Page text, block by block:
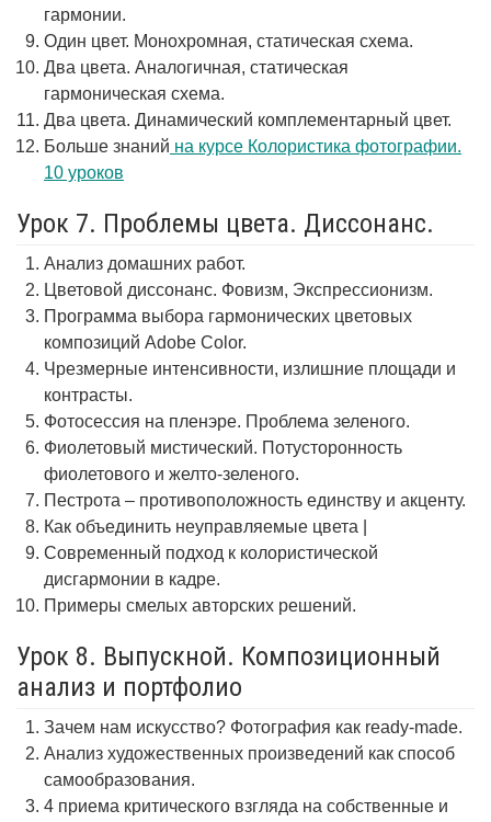
гармонии.
Один цвет. Монохромная, статическая схема.
Два цвета. Аналогичная, статическая
гармоническая схема.
Два цвета. Динамический комплементарный цвет.
Больше знаний на курсе Колористика фотографии.
10 уроков
Урок 7. Проблемы цвета. Диссонанс.
Анализ домашних работ.
Цветовой диссонанс. Фовизм, Экспрессионизм.
Программа выбора гармонических цветовых
композиций Adobe Color.
Чрезмерные интенсивности, излишние площади и
контрасты.
Фотосессия на пленэре. Проблема зеленого.
Фиолетовый мистический. Потусторонность
фиолетового и желто-зеленого.
Пестрота – противоположность единству и акценту.
Как объединить неуправляемые цвета |
Современный подход к колористической
дисгармонии в кадре.
Примеры смелых авторских решений.
Урок 8. Выпускной. Композиционный
анализ и портфолио
Зачем нам искусство? Фотография как ready-made.
Анализ художественных произведений как способ
самообразования.
4 приема критического взгляда на собственные и